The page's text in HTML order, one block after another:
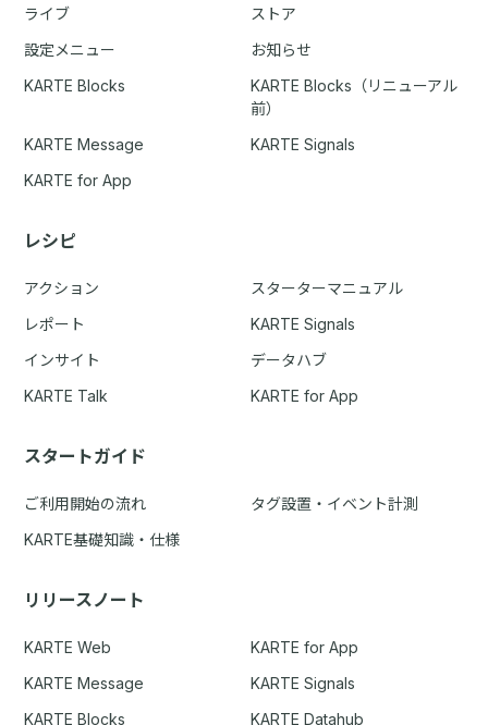
ライブ
ストア
設定メニュー
お知らせ
KARTE Blocks
KARTE Blocks（リニューアル
前）
KARTE Message
KARTE Signals
KARTE for App
レシピ
アクション
スターターマニュアル
レポート
KARTE Signals
インサイト
データハブ
KARTE Talk
KARTE for App
スタートガイド
ご利用開始の流れ
タグ設置・イベント計測
KARTE基礎知識・仕様
リリースノート
KARTE Web
KARTE for App
KARTE Message
KARTE Signals
KARTE Blocks
KARTE Datahub